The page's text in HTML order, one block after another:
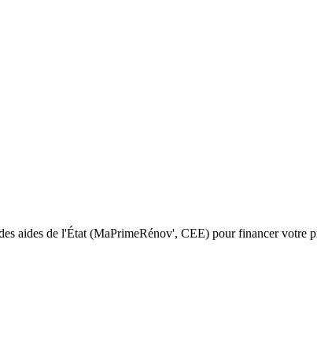
aides de l'État (MaPrimeRénov', CEE) pour financer votre